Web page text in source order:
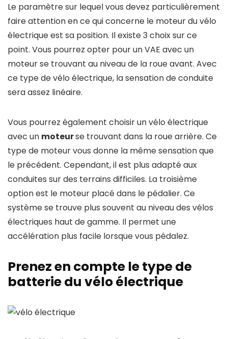
Le paramètre sur lequel vous devez particulièrement
faire attention en ce qui concerne le moteur du vélo
électrique est sa position. Il existe 3 choix sur ce
point. Vous pourrez opter pour un VAE avec un
moteur se trouvant au niveau de la roue avant. Avec
ce type de vélo électrique, la sensation de conduite
sera assez linéaire.
Vous pourrez également choisir un vélo électrique
avec un moteurse trouvant dans la roue arrière. Ce
type de moteur vous donne la même sensation que
le précédent. Cependant, il est plus adapté aux
conduites sur des terrains difficiles. La troisième
option est le moteur placé dans le pédalier. Ce
système se trouve plus souvent au niveau des vélos
électriques haut de gamme. Il permet une
accélération plus facile lorsque vous pédalez.
Prenez en compte le type de
batterie du vélo électrique